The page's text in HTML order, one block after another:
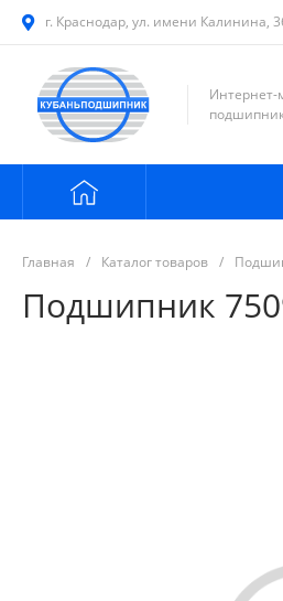
г. Краснодар, ул. имени Калинина,
Интернет-
Главная / Каталог товаров /
Подшипник